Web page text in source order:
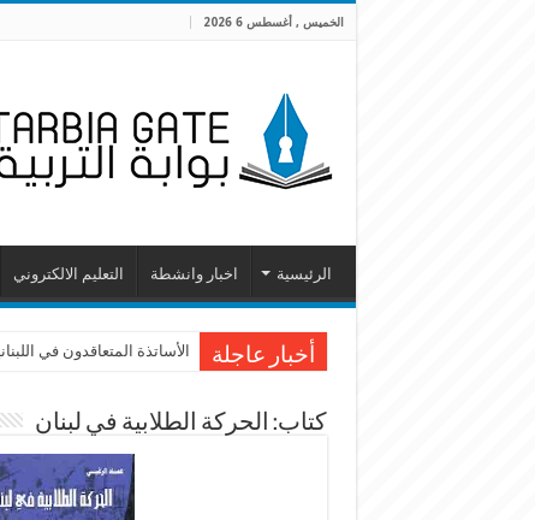
الخميس , أغسطس 6 2026
الرئيسية اخبار وانشطة التعليم الالكتروني
أخبار عاجلة الأساتذة المتعاقدون في
كتاب: الحركة الطلابية في لبنان